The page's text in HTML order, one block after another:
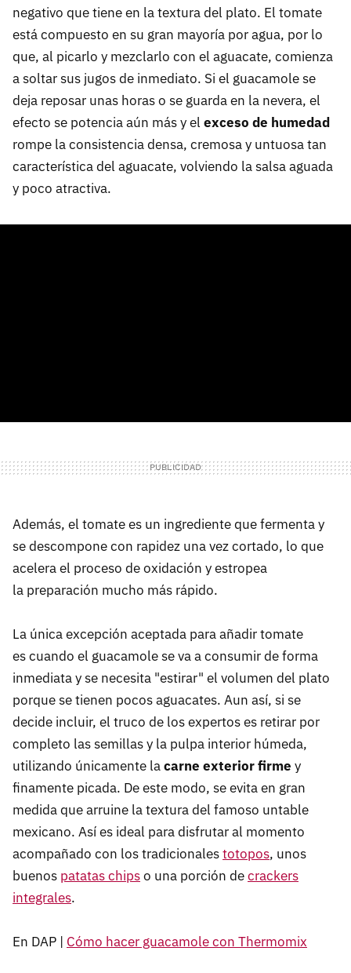
negativo que tiene en la textura del plato. El tomate
está compuesto en su gran mayoría por agua, por lo
que, al picarlo y mezclarlo con el aguacate, comienza
a soltar sus jugos de inmediato. Si el guacamole se
deja reposar unas horas o se guarda en la nevera, el
efecto se potencia aún más y el exceso de humedad
rompe la consistencia densa, cremosa y untuosa tan
característica del aguacate, volviendo la salsa aguada
y poco atractiva.
Además, el tomate es un ingrediente que fermenta y
se descompone con rapidez una vez cortado, lo que
acelera el proceso de oxidación y estropea
la preparación mucho más rápido.
La única excepción aceptada para añadir tomate
es cuando el guacamole se va a consumir de forma
inmediata y se necesita "estirar" el volumen del plato
porque se tienen pocos aguacates. Aun así, si se
decide incluir, el truco de los expertos es retirar por
completo las semillas y la pulpa interior húmeda,
utilizando únicamente lacarne exterior firme y
finamente picada. De este modo, se evita en gran
medida que arruine la textura del famoso untable
mexicano. Así es ideal para disfrutar al momento
acompañado con los tradicionalestotopos, unos
buenos patatas chipso una porción decrackers
integrales.
En DAP | Cómo hacer guacamole con Thermomix